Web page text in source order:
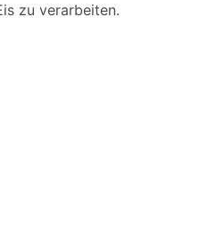
zu verarbeiten.